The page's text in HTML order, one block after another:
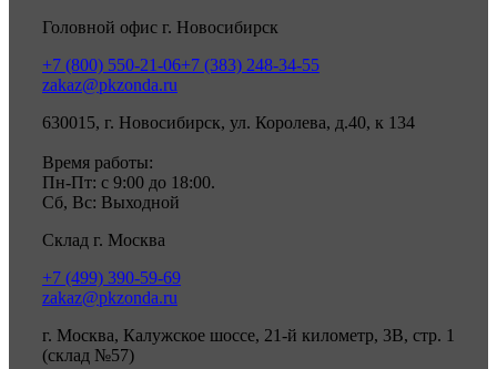
Головной офис г. Новосибирск
+7 (800) 550-21-06+7 (383) 248-34-55
zakaz@pkzonda.ru
630015, г. Новосибирск, ул. Королева, д.40, к 134
Время работы:
Пн-Пт: с 9:00 до 18:00.
Сб, Вс: Выходной
Склад г. Москва
+7 (499) 390-59-69
zakaz@pkzonda.ru
г. Москва, Калужское шоссе, 21-й километр, 3В, стр. 1
(склад №57)